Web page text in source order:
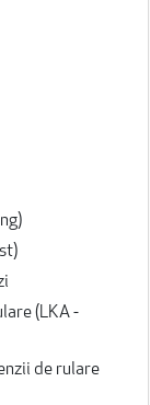
(LKA -
de rulare